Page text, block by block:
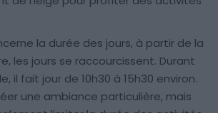
la durée des jours, à partir de la
les jours se raccourcissent. Durant
il fait jour de 10h30 à 15h30 environ.
une ambiance particulière, mais